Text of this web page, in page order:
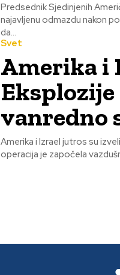
Predsednik Sjedinjenih
najavljenu odmazdu nakon
da...
Svet
Amerika i
vanredno
Amerika i Izrael jutros su